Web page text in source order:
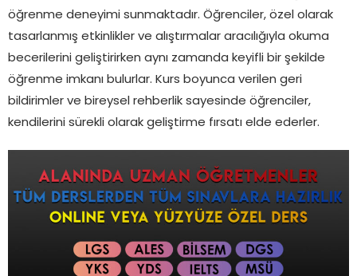
öğrenme deneyimi sunmaktadır. Öğrenciler, özel olarak
tasarlanmış etkinlikler ve alıştırmalar aracılığıyla okuma
becerilerini geliştirirken aynı zamanda keyifli bir şekilde
öğrenme imkanı bulurlar. Kurs boyunca verilen geri
bildirimler ve bireysel rehberlik sayesinde öğrenciler,
kendilerini sürekli olarak geliştirme fırsatı elde ederler.